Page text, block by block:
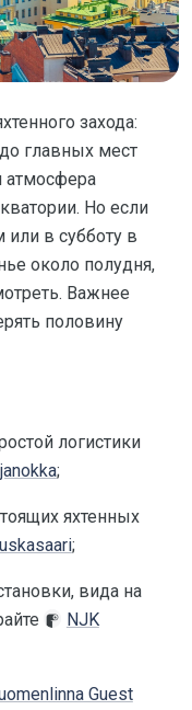
захода:
главных мест
атмосфера
Но если
или в субботу в
около полудня,
Важнее
половину
логистики
;
яхтенных
;
вида на
NJK
Guest